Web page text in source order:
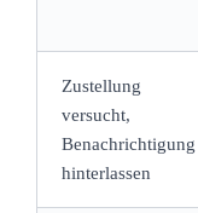
Zustellung
versucht,
Benachrichtigung
hinterlassen